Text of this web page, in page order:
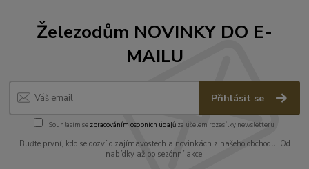
Železodům NOVINKY DO E-
MAILU
Přihlásit se
Souhlasím se zpracováním osobních údajůza účelem rozesílky newsletteru.
Buďte první, kdo se dozví o zajímavostech a novinkách z našeho obchodu. Od
nabídky až po sezónní akce.